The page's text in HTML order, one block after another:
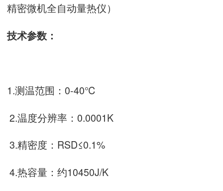
精密微机全自动量热仪）
技术参数：
1.测温范围：0-40℃
2.温度分辨率：0.0001K
3.精密度：RSD≤0.1%
4.热容量：约10450J/K